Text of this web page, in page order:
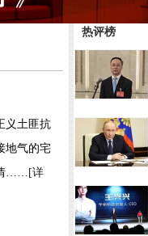
义土匪抗
地气的宅
情…… [详
热评榜